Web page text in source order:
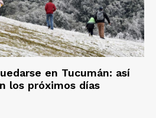
en Tucumán: así
los próximos días